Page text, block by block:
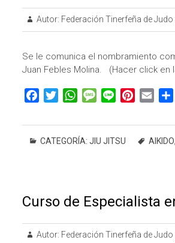
Autor: Federación Tinerfeña de Judo
Se le comunica el nombramiento
Juan Febles Molina. (Hacer click en
c
e
i
t
W
a
t
M
s
s
n
e
n
s
t
a
i
r
CATEGORÍA: JIU JITSU AIKIDO,
Curso de Especialista
Autor: Federación Tinerfeña de Judo